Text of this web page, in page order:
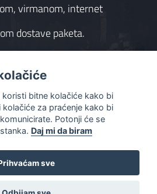
virmanom, internet
dostave paketa.
vranovic.hr
0
bitne kolačiće kako bi
za praćenje kako bi
Potonji će se
Daj mi da biram
sve